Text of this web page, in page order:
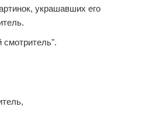
украшавших его